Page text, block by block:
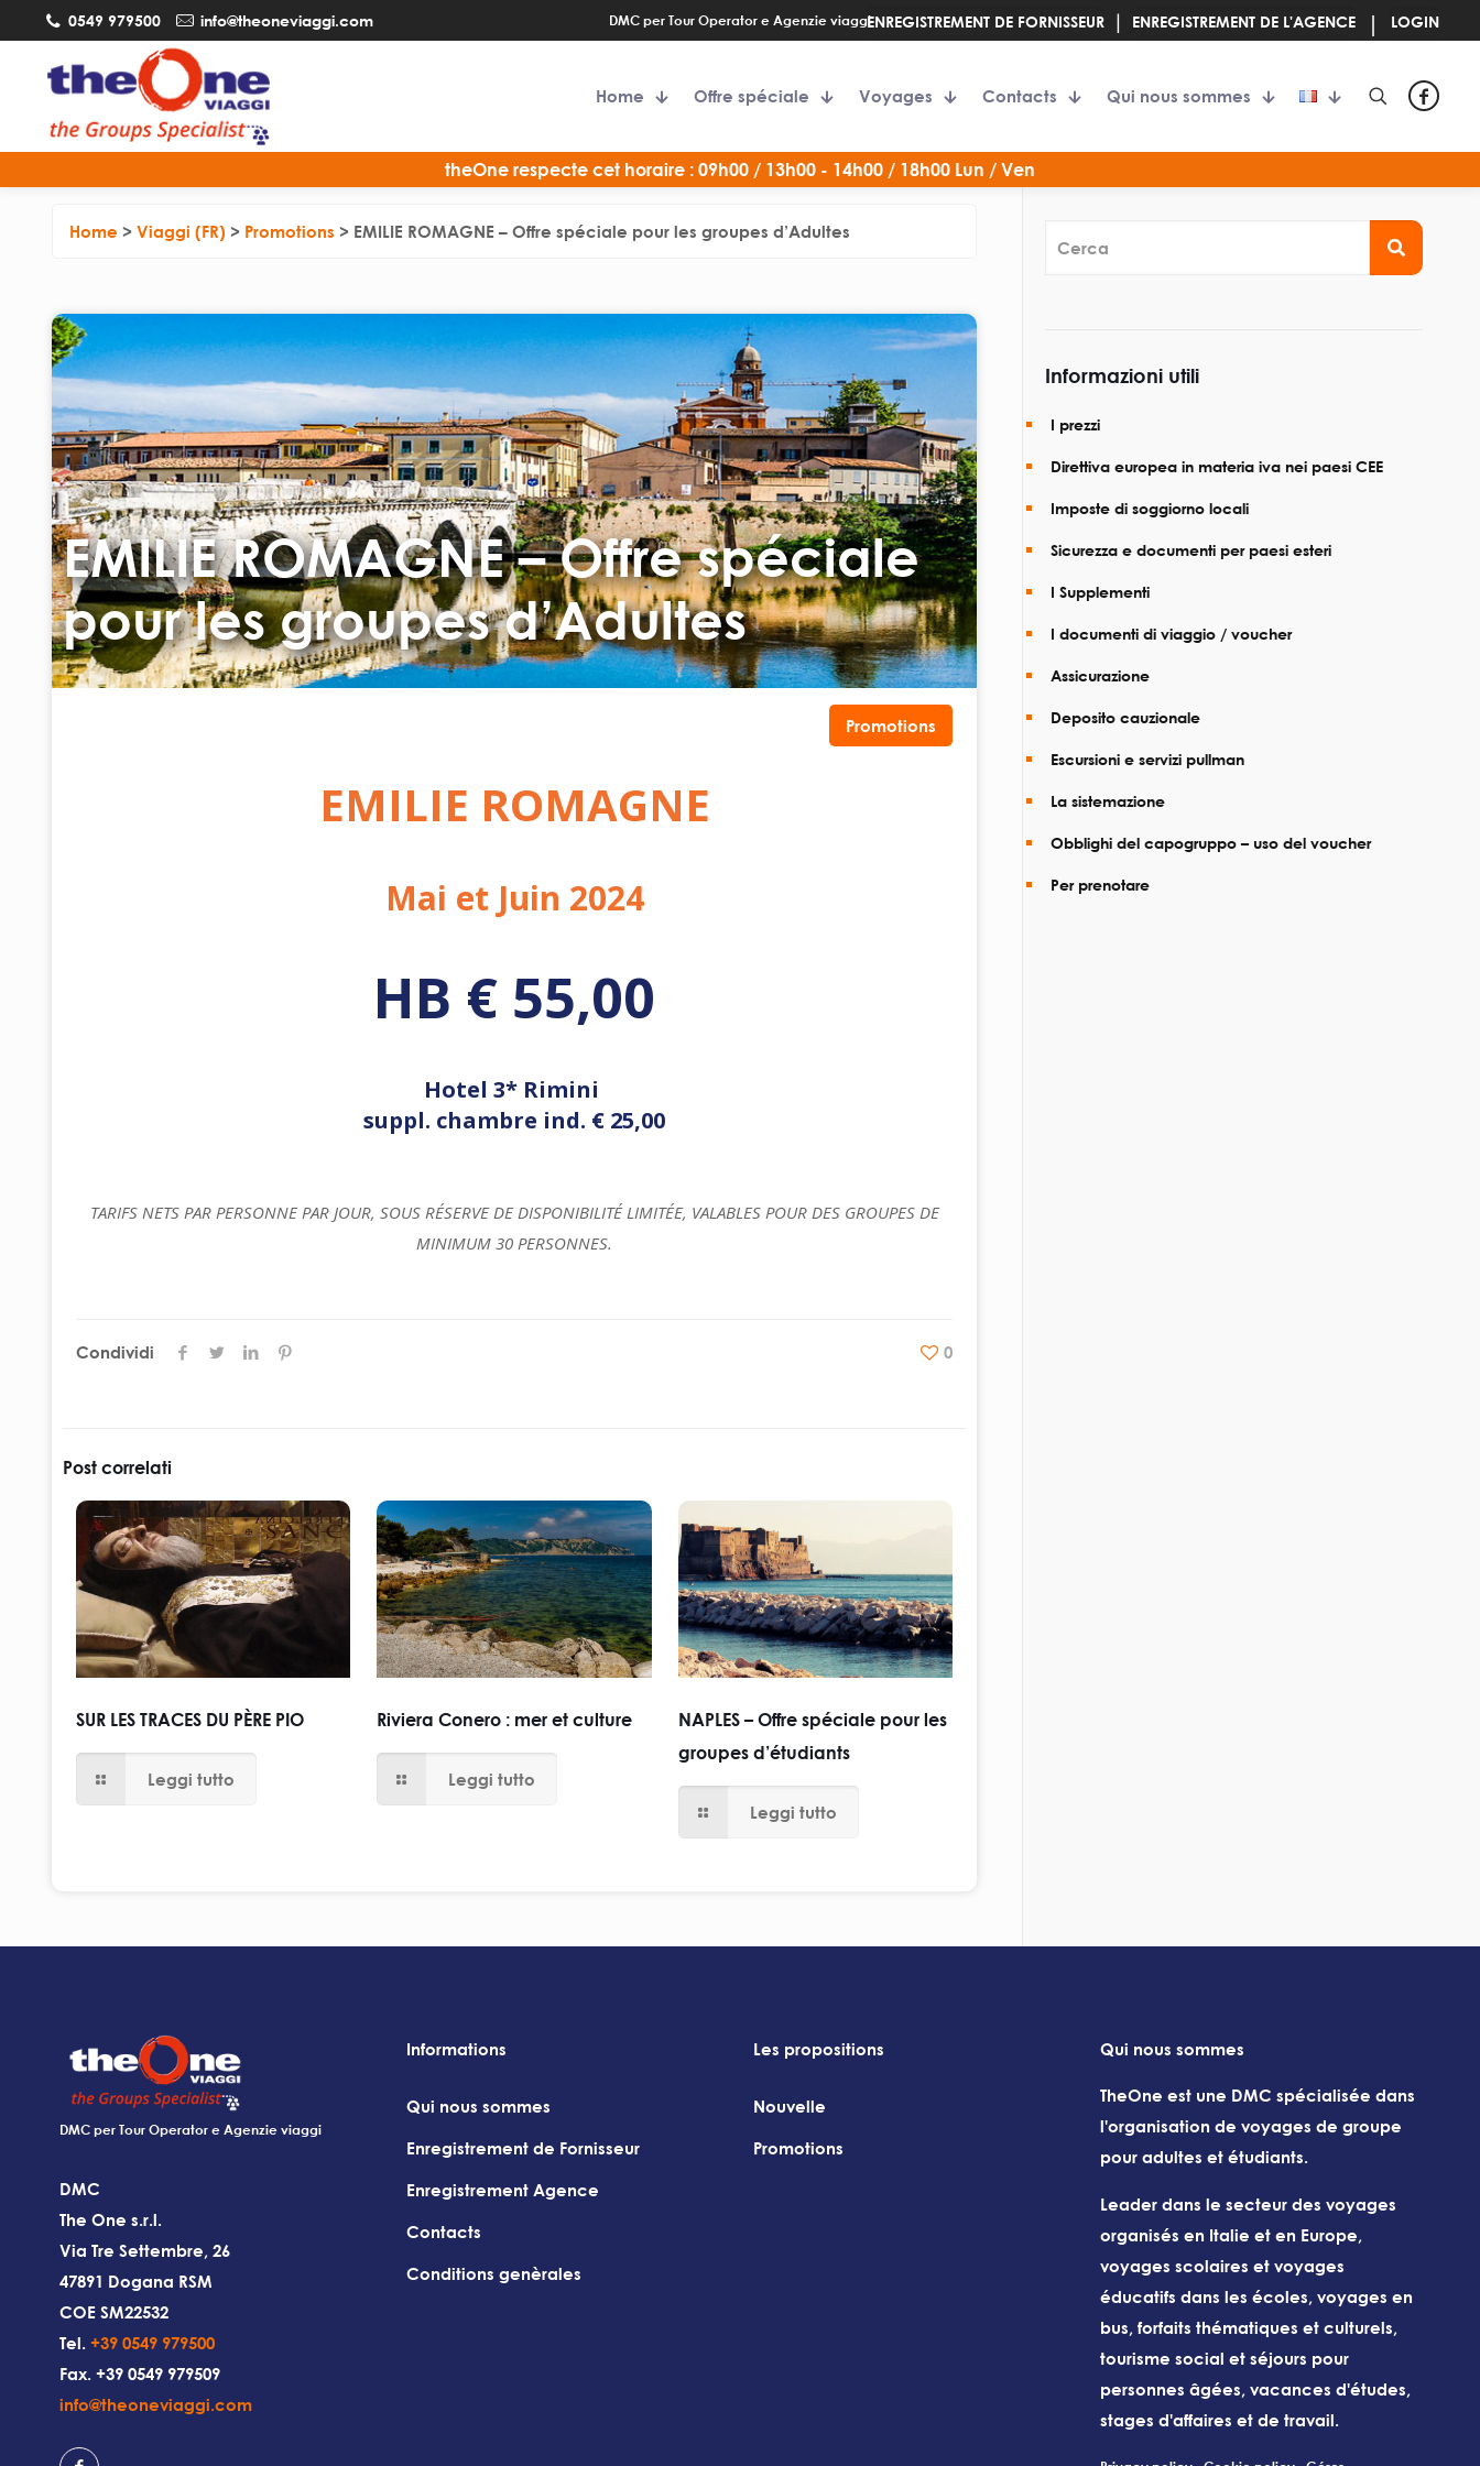
0549 979500 info@theoneviaggi.com DMC per Tour Operator e Agenzie viaggiENREGISTREMENT DE FORNISSEUR | ENREGISTREMENT DE L'AGENCE | LOGIN
Home Offre spéciale Voyages Contacts Qui nous sommes
theOne respecte cet horaire : 09h00 / 13h00 - 14h00 / 18h00 Lun / Ven
Home > Viaggi (FR) > Promotions > EMILIE ROMAGNE – Offre spéciale pour les groupes d’Adultes
EMILIE ROMAGNE – Offre spéciale
pour les groupes d’Adultes
Promotions
EMILIE ROMAGNE
Mai et Juin 2024
HB € 55,00
Hotel 3* Rimini
suppl. chambre ind. € 25,00
TARIFS NETS PAR PERSONNE PAR JOUR, SOUS RÉSERVE DE DISPONIBILITÉ LIMITÉE, VALABLES POUR DES GROUPES DE
MINIMUM 30 PERSONNES.
Condividi 0
Post correlati
SUR LES TRACES DU PÈRE PIO
Leggi tutto
Riviera Conero : mer et culture
Leggi tutto
NAPLES – Offre spéciale pour les
groupes d’étudiants
Leggi tutto
Informazioni utili
I prezzi
Direttiva europea in materia iva nei paesi CEE
Imposte di soggiorno locali
Sicurezza e documenti per paesi esteri
I Supplementi
I documenti di viaggio / voucher
Assicurazione
Deposito cauzionale
Escursioni e servizi pullman
La sistemazione
Obblighi del capogruppo – uso del voucher
Per prenotare
DMC per Tour Operator e Agenzie viaggi
DMC
The One s.r.l.
Via Tre Settembre, 26
47891 Dogana RSM
COE SM22532
Tel. +39 0549 979500
Fax. +39 0549 979509
info@theoneviaggi.com
Informations
Qui nous sommes
Enregistrement de Fornisseur
Enregistrement Agence
Contacts
Conditions genèrales
Les propositions
Nouvelle
Promotions
Qui nous sommes
TheOne est une DMC spécialisée dans
l'organisation de voyages de groupe
pour adultes et étudiants.
Leader dans le secteur des voyages
organisés en Italie et en Europe,
voyages scolaires et voyages
éducatifs dans les écoles, voyages en
bus, forfaits thématiques et culturels,
tourisme social et séjours pour
personnes âgées, vacances d'études,
stages d'affaires et de travail.